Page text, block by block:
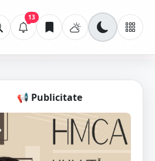
13
📢 Publicitate